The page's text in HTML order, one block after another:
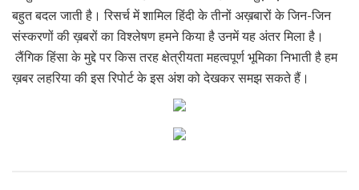
बहुत बदल जाती है। रिसर्च में शामिल हिंदी के तीनों अख़बारों के जिन-जिन
संस्करणों की ख़बरों का विश्लेषण हमने किया है उनमें यह अंतर मिला है।
लैंगिक हिंसा के मुद्दे पर किस तरह क्षेत्रीयता महत्वपूर्ण भूमिका निभाती है हम
ख़बर लहरिया की इस रिपोर्ट के इस अंश को देखकर समझ सकते हैं।